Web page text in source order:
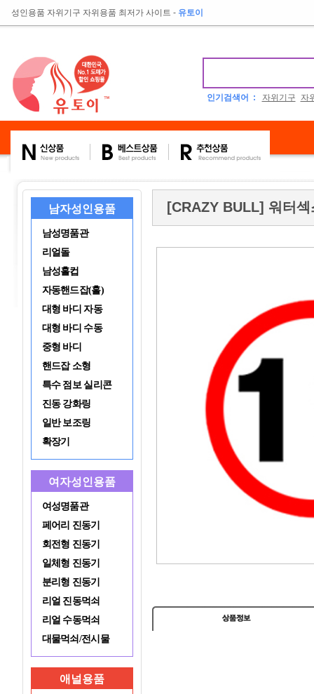
성인용품 자위기구 자위용품 최저가 사이트 - 유토이
인기검색어 : 자위기구 자
남자성인용품
남성명품관
리얼돌
남성홀컵
자동핸드잡(홀)
대형 바디 자동
대형 바디 수동
중형 바디
핸드잡 소형
특수 점보 실리콘
진동 강화링
일반 보조링
확장기
여자성인용품
여성명품관
페어리 진동기
회전형 진동기
일체형 진동기
분리형 진동기
리얼 진동먹쇠
리얼 수동먹쇠
대물먹쇠/전시물
애널용품
[CRAZY BULL] 워터